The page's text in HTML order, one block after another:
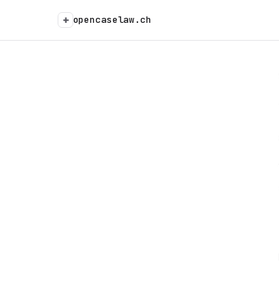
+ opencaselaw.ch